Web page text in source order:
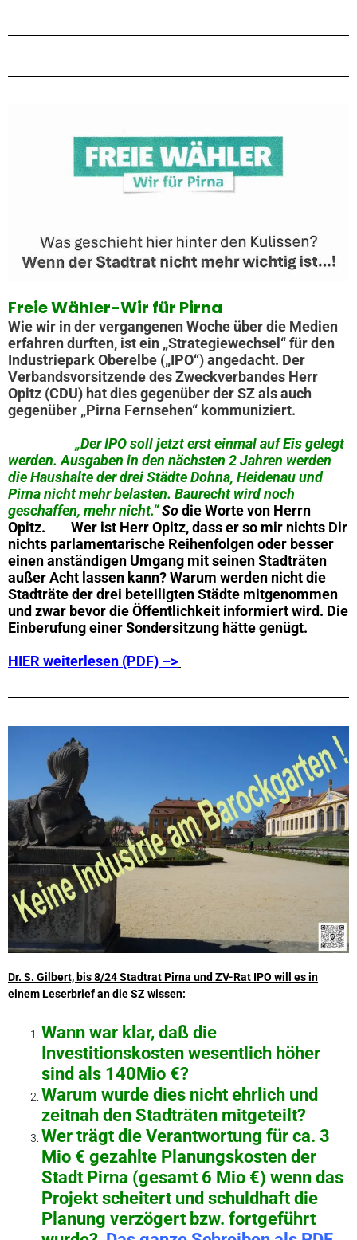
Freie Wähler-Wir für Pirna
Wie wir in der vergangenen Woche über die Medien
erfahren durften, ist ein „Strategiewechsel“ für den
Industriepark Oberelbe („IPO“) angedacht. Der
Verbandsvorsitzende des Zweckverbandes Herr
Opitz (CDU) hat dies gegenüber der SZ als auch
gegenüber „Pirna Fernsehen“ kommuniziert.
„Der IPO soll jetzt erst einmal auf Eis gelegt
werden. Ausgaben in den nächsten 2 Jahren werden
die Haushalte der drei Städte Dohna, Heidenau und
Pirna nicht mehr belasten. Baurecht wird noch
geschaffen, mehr nicht.“Sodie Worte von Herrn
Opitz. Wer ist Herr Opitz, dass er so mir nichts Dir
nichts parlamentarische Reihenfolgen oder besser
einen anständigen Umgang mit seinen Stadträten
außer Acht lassen kann? Warum werden nicht die
Stadträte der drei beteiligten Städte mitgenommen
und zwar bevor die Öffentlichkeit informiert wird. Die
Einberufung einer Sondersitzung hätte genügt.
HIER weiterlesen (PDF) –>
Dr. S. Gilbert, bis 8/24 Stadtrat Pirna und ZV-Rat IPO will es in
einem Leserbrief an die SZ wissen:
Wann war klar, daß die
Investitionskosten wesentlich höher
sind als 140Mio €?
Warum wurde dies nicht ehrlich und
zeitnah den Stadträten mitgeteilt?
Wer trägt die Verantwortung für ca. 3
Mio € gezahlte Planungskosten der
Stadt Pirna (gesamt 6 Mio €) wenn das
Projekt scheitert und schuldhaft die
Planung verzögert bzw. fortgeführt